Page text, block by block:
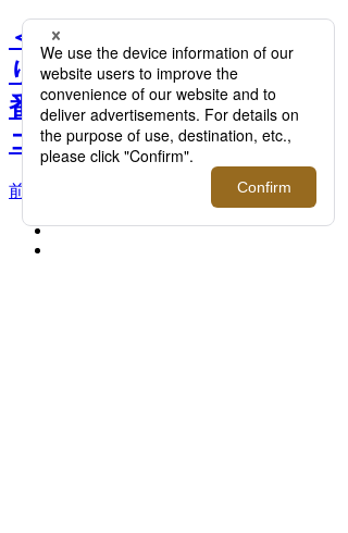
＜Barbour／バブアー＞よ
り新コレクション登場！定
番モデルも含めて2023秋冬
コレクションをご紹介 >>
前へ